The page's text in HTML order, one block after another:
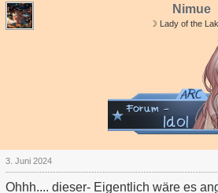
Nimue
☽ Lady of the
3. Juni 2024
Ohhh.... dieser- Eigentlich wäre es